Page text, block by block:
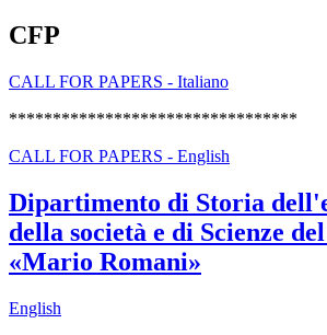
CFP
CALL FOR PAPERS - Italiano
*********************************
CALL FOR PAPERS - English
Dipartimento di Storia
della società e di Scienze
«Mario Romani»
English